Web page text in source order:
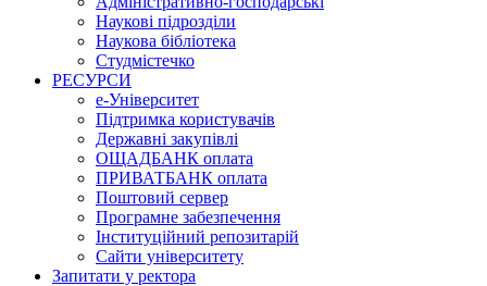
Наукові підрозділи
Наукова бібліотека
Студмістечко
РЕСУРСИ
е-Університет
Підтримка користувачів
Державні закупівлі
ОЩАДБАНК оплата
ПРИВАТБАНК оплата
Поштовий сервер
Програмне забезпечення
Інституційний репозитарій
Сайти університету
Запитати у ректора